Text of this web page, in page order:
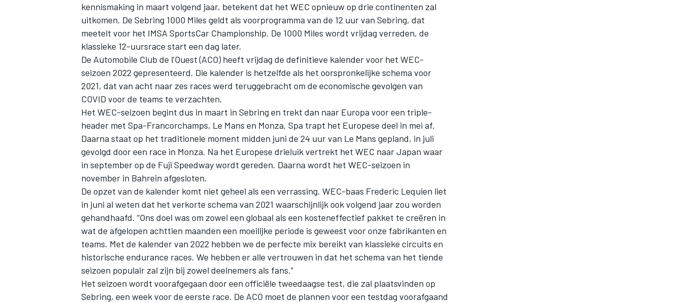
WEC DTM
kennismaking in maart volgend jaar, betekent dat het WEC opnieuw op drie continenten zal
uitkomen. De Sebring 1000 Miles geldt als voorprogramma van de 12 uur van Sebring, dat
meetelt voor het IMSA SportsCar Championship. De 1000 Miles wordt vrijdag verreden, de
klassieke 12-uursrace start een dag later.
De Automobile Club de l’Ouest (ACO) heeft vrijdag de definitieve kalender voor het WEC-
seizoen 2022 gepresenteerd. Die kalender is hetzelfde als het oorspronkelijke schema voor
2021, dat van acht naar zes races werd teruggebracht om de economische gevolgen van
COVID voor de teams te verzachten.
Het WEC-seizoen begint dus in maart in Sebring en trekt dan naar Europa voor een triple-
header met Spa-Francorchamps, Le Mans en Monza. Spa trapt het Europese deel in mei af.
Daarna staat op het traditionele moment midden juni de 24 uur van Le Mans gepland, in juli
gevolgd door een race in Monza. Na het Europese drieluik vertrekt het WEC naar Japan waar
in september op de Fuji Speedway wordt gereden. Daarna wordt het WEC-seizoen in
november in Bahrein afgesloten.
De opzet van de kalender komt niet geheel als een verrassing. WEC-baas Frederic Lequien liet
in juni al weten dat het verkorte schema van 2021 waarschijnlijk ook volgend jaar zou worden
gehandhaafd. “Ons doel was om zowel een globaal als een kosteneffectief pakket te creëren in
wat de afgelopen achttien maanden een moeilijke periode is geweest voor onze fabrikanten en
teams. Met de kalender van 2022 hebben we de perfecte mix bereikt van klassieke circuits en
historische endurance races. We hebben er alle vertrouwen in dat het schema van het tiende
seizoen populair zal zijn bij zowel deelnemers als fans.”
Het seizoen wordt voorafgegaan door een officiële tweedaagse test, die zal plaatsvinden op
Sebring, een week voor de eerste race. De ACO moet de plannen voor een testdag voorafgaand